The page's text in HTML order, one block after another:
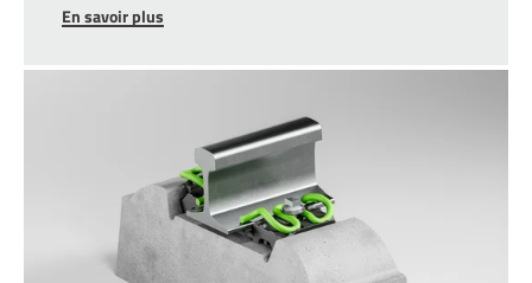
En savoir plus